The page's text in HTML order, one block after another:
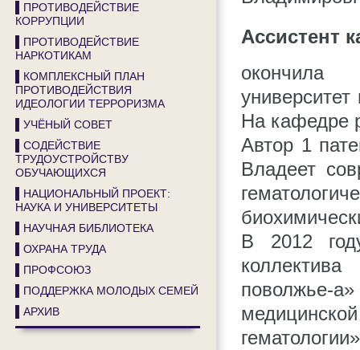
Ассистент
окончила
На кафедре
Автор 1
Владеет
В 2012
поволжье-
▌ПРОТИВОДЕЙСТВИЕ
КОРРУПЦИИ
▌ПРОТИВОДЕЙСТВИЕ
НАРКОТИКАМ
▌КОМПЛЕКСНЫЙ ПЛАН
ПРОТИВОДЕЙСТВИЯ
ИДЕОЛОГИИ ТЕРРОРИЗМА
▌УЧЁНЫЙ СОВЕТ
▌СОДЕЙСТВИЕ
ТРУДОУСТРОЙСТВУ
ОБУЧАЮЩИХСЯ
▌НАЦИОНАЛЬНЫЙ ПРОЕКТ:
НАУКА И УНИВЕРСИТЕТЫ
▌НАУЧНАЯ БИБЛИОТЕКА
▌ОХРАНА ТРУДА
▌ПРОФСОЮЗ
▌ПОДДЕРЖКА МОЛОДЫХ СЕМЕЙ
▌АРХИВ